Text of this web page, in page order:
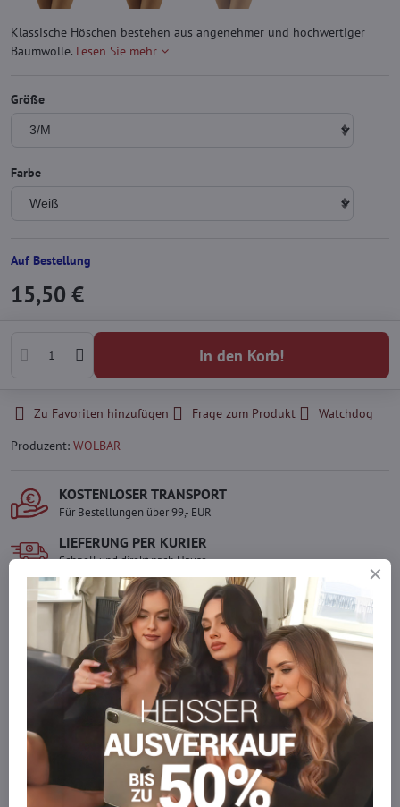
Klassische Höschen bestehen aus angenehmer und hochwertiger
Baumwolle. Lesen Sie mehr
Größe
Farbe
Auf Bestellung
15,50 €
In den Korb!
Zu Favoriten hinzufügen Frage zum Produkt
Watchdog
Produzent: WOLBAR
KOSTENLOSER TRANSPORT
Für Bestellungen über 99,- EUR
LIEFERUNG PER KURIER
Schnell und direkt nach Hause.
SICHERE ZAHLUNGEN
Gesicherte Online-Zahlungen
Ware auf Lager
Wir versenden sofort
Werden Sie Teil von everlady
Werden Sie Teil von everlady und genießen Sie einen 5 %
Mitgliedervorteilbei jedem Einkauf.
Der Vorteil wird automatisch im Warenkorb angewendet.
Möchten Sie mehr bestellen, als wir
auf Lager haben?